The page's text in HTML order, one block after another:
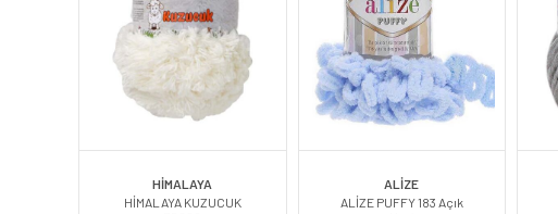
HİMALAYA
HİMALAYA KUZUCUK
ALİZE
ALİZE PUFFY 183 Açık